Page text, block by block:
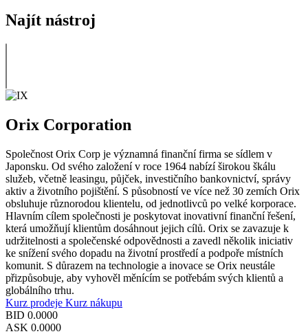
Najít nástroj
Orix Corporation
Společnost Orix Corp je významná finanční firma se sídlem v
Japonsku. Od svého založení v roce 1964 nabízí širokou škálu
služeb, včetně leasingu, půjček, investičního bankovnictví, správy
aktiv a životního pojištění. S působností ve více než 30 zemích Orix
obsluhuje různorodou klientelu, od jednotlivců po velké korporace.
Hlavním cílem společnosti je poskytovat inovativní finanční řešení,
která umožňují klientům dosáhnout jejich cílů. Orix se zavazuje k
udržitelnosti a společenské odpovědnosti a zavedl několik iniciativ
ke snížení svého dopadu na životní prostředí a podpoře místních
komunit. S důrazem na technologie a inovace se Orix neustále
přizpůsobuje, aby vyhověl měnícím se potřebám svých klientů a
globálního trhu.
Kurz prodeje Kurz nákupu
BID 0.0000
ASK 0.0000